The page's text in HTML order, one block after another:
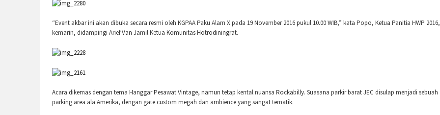
“Event akbar ini akan dibuka secara resmi oleh KGPAA Paku Alam X pada 19 November 2016 pukul 10.00 WIB,” kata Popo, Ketua Panitia HWP 2016,
kemarin, didampingi Arief Van Jamil Ketua Komunitas Hotrodiningrat.
Acara dikemas dengan tema Hanggar Pesawat Vintage, namun tetap kental nuansa Rockabilly. Suasana parkir barat JEC disulap menjadi sebuah
parking area ala Amerika, dengan gate custom megah dan ambience yang sangat tematik.